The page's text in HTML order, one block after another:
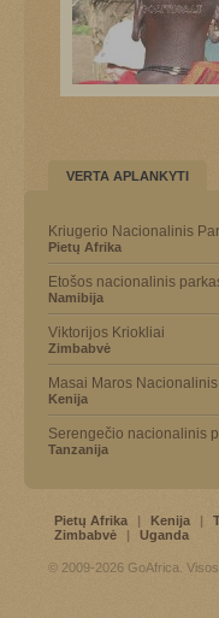
VERTA APLANKYTI
Kriugerio Nacionalinis
Pietų Afrika
Etošos nacionalinis
Namibija
Viktorijos Kriokliai
Zimbabvė
Masai Maros
Kenija
Serengečio nacionalinis
Tanzanija
Pietų Afrika | Kenija |
Zimbabvė
| Uganda
© 2009-2026 GoAfrica.